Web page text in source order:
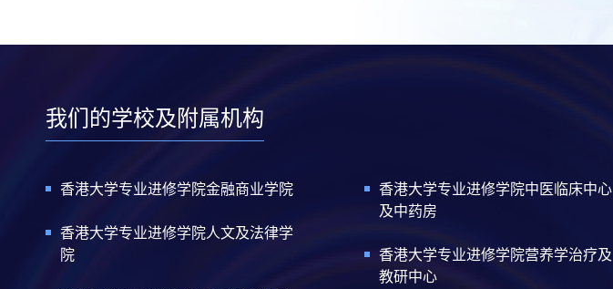
我们的学校及附属机构
香港大学专业进修学院金融商业学院
香港大学专业进修学院人文及法律学
院
香港大学专业进修学院中医临床中心
及中药房
香港大学专业进修学院营养学治疗及
教研中心